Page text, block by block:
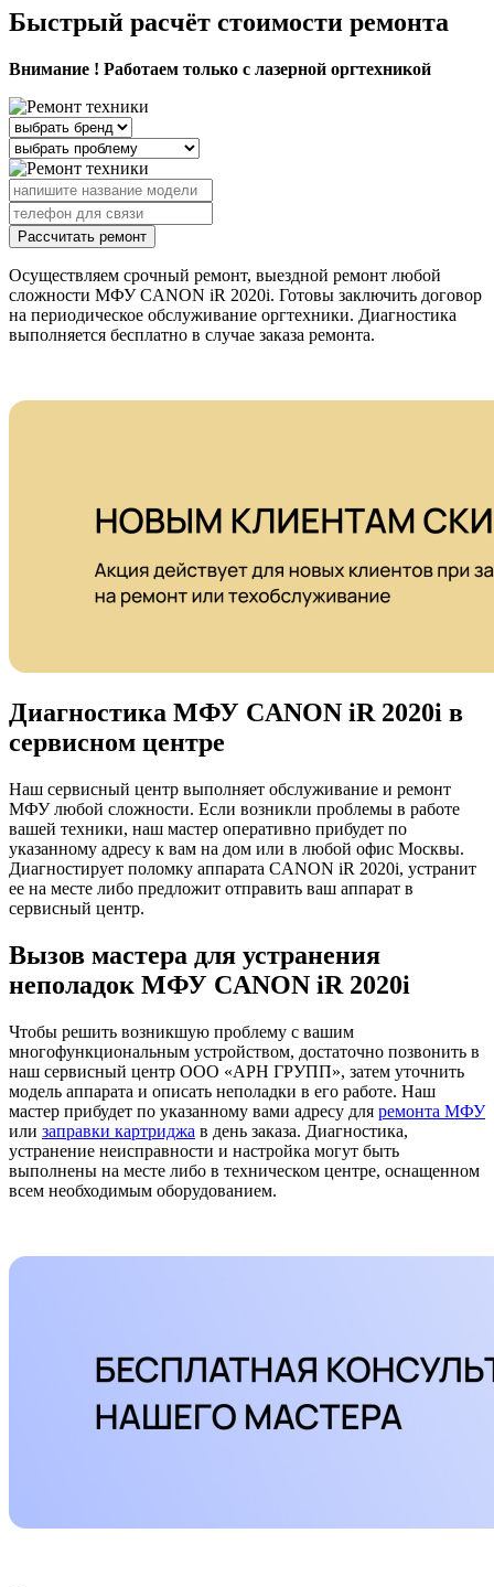
Быстрый расчёт стоимости ремонта
Внимание ! Работаем только с лазерной оргтехникой
Рассчитать ремонт
Осуществляем срочный ремонт, выездной ремонт любой
сложности МФУ CANON iR 2020i. Готовы заключить договор
на периодическое обслуживание оргтехники. Диагностика
выполняется бесплатно в случае заказа ремонта.
Диагностика МФУ CANON iR 2020i в
сервисном центре
Наш сервисный центр выполняет обслуживание и ремонт
МФУ любой сложности. Если возникли проблемы в работе
вашей техники, наш мастер оперативно прибудет по
указанному адресу к вам на дом или в любой офис Москвы.
Диагностирует поломку аппарата CANON iR 2020i, устранит
ее на месте либо предложит отправить ваш аппарат в
сервисный центр.
Вызов мастера для устранения
неполадок МФУ CANON iR 2020i
Чтобы решить возникшую проблему с вашим
многофункциональным устройством, достаточно позвонить в
наш сервисный центр ООО «АРН ГРУПП», затем уточнить
модель аппарата и описать неполадки в его работе. Наш
мастер прибудет по указанному вами адресу для ремонта МФУ
или заправки картриджа в день заказа. Диагностика,
устранение неисправности и настройка могут быть
выполнены на месте либо в техническом центре, оснащенном
всем необходимым оборудованием.